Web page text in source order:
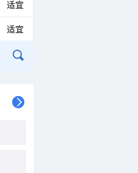
适宜
适宜